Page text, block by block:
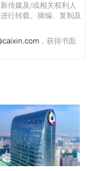
传媒及/或相关权利人
行转载、摘编、复制及
，获得书面